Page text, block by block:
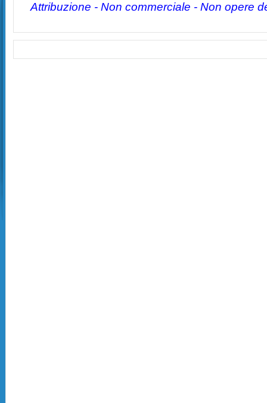
Attribuzione - Non commerciale - Non opere